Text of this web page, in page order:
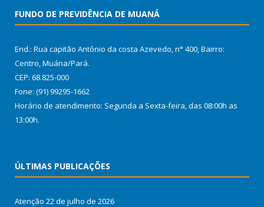
FUNDO DE PREVIDÊNCIA DE MUANÁ
End.: Rua capitão Antônio da costa Azevedo, n° 400, Bairro:
Centro, Muána/Pará.
CEP: 68.825-000
Fone: (91) 99295-1662
Horário de atendimento: Segunda a Sexta-feira, das 08:00h as
13:00h.
ÚLTIMAS PUBLICAÇÕES
Atenção 22 de julho de 2026